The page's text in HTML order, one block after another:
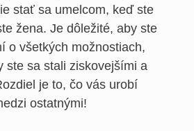
stať sa umelcom, keď ste
žena. Je dôležité, aby ste
o všetkých možnostiach,
ste sa stali ziskovejšími a
je to, čo vás urobí
ostatnými!